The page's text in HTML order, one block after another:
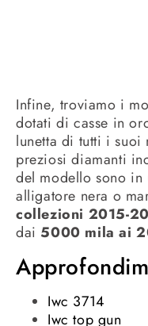
Infine, troviamo i
dotati di casse in
lunetta di tutti i suoi
preziosi diamanti
del modello sono in
alligatore nera o
collezioni 2015-
dai 5000 mila ai
Iwc 3714
Iwc top gun